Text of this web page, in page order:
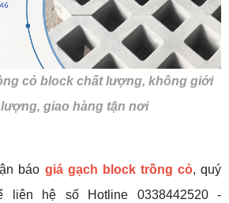
cỏ block chất lượng, không giới
giao hàng tận nơi
báo giá gạch block trồng cỏ, quý
liên hệ số Hotline 0338442520 -